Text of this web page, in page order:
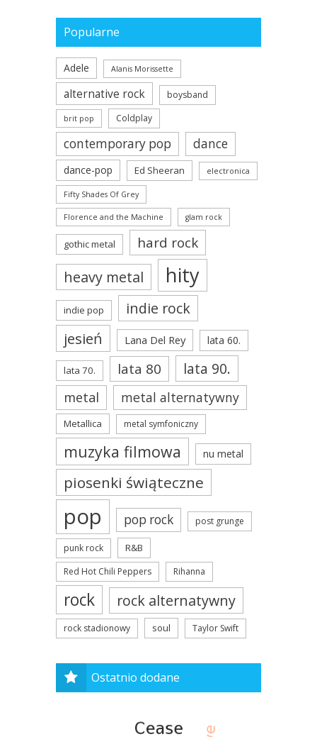
Popularne
Adele Alanis Morissette
alternative rock boysband
brit pop Coldplay
contemporary pop dance
dance-pop Ed Sheeran electronica
Fifty Shades Of Grey
Florence and the Machine glam rock
gothic metal hard rock
heavy metal hity
indie pop indie rock
jesień Lana Del Rey lata 60.
lata 70. lata 80 lata 90.
metal metal alternatywny
Metallica metal symfoniczny
muzyka filmowa nu metal
piosenki świąteczne
pop pop rock post grunge
punk rock R&B
Red Hot Chili Peppers Rihanna
rock rock alternatywny
rock stadionowy soul Taylor Swift
Ostatnio dodane